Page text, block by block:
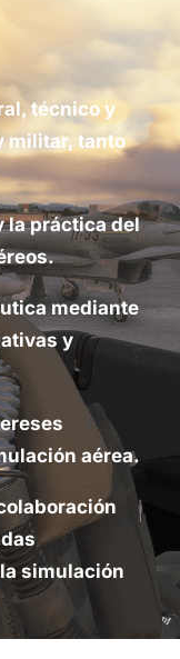
técnico y
militar, tanto
la práctica del
mediante
y
aérea.
simulación